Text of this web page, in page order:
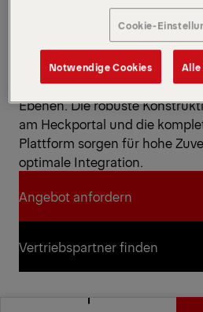
Lastschwerpunkt in Längsrichtung
Die MBB V 4000 S / SX ist ein
Vertikallift, speziell entwickelt
Doppelstockauflieger. Mit
ermöglicht sie effiziente
Ebenen. Die robuste
am Heckportal und die
Plattform sorgen für hohe
optimale Integration.
Angebot anfordern
Angebot anfordern
Vertriebspartner finden
Vertriebspartner finden
Cookie-
Notwendige Cookies Alle